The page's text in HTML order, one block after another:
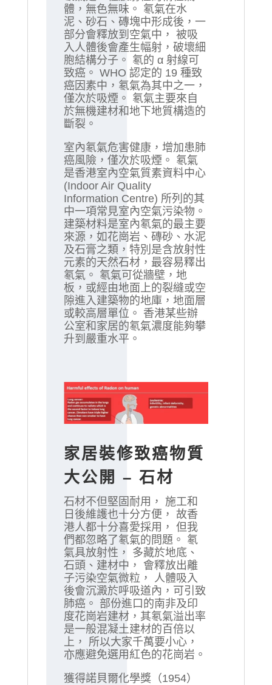
體，無色無味。 氡氣在水
泥、砂石、磚塊中形成後，一
部分會釋放到空氣中， 被吸
入人體後會產生幅射，破壞細
胞結構分子。 氡的 α 射線可
致癌。 WHO 認定的 19 種致
癌因素中，氡氣為其中之一，
僅次於吸煙。 氡氣主要來自
於無機建材和地下地質構造的
斷裂。
室內氡氣危害健康，增加患肺
癌風險，僅次於吸煙。 氡氣
是香港室內空氣質素資料中心
(Indoor Air Quality
Information Centre) 所列的其
中一項常見室內空氣污染物。
建築材料是室內氡氣的最主要
來源，如花崗岩、磚砂、水泥
及石膏之類，特別是含放射性
元素的天然石材，最容易釋出
氡氣。 氡氣可從牆壁，地
板，或經由地面上的裂縫或空
隙進入建築物的地庫，地面層
或較高層單位。 香港某些辦
公室和家居的氡氣濃度能夠攀
升到嚴重水平。
家居裝修致癌物質
大公開 – 石材
石材不但堅固耐用， 施工和
日後維護也十分方便， 故香
港人都十分喜愛採用， 但我
們都忽略了氡氣的問題。 氡
氣具放射性， 多藏於地底、
石頭、建材中， 會釋放出離
子污染空氣微粒， 人體吸入
後會沉澱於呼吸道內，可引致
肺癌。 部份進口的南非及印
度花崗岩建材，其氡氣溢出率
是一般混凝土建材的百倍以
上， 所以大家千萬要小心，
亦應避免選用紅色的花崗岩。
獲得諾貝爾化學獎（1954）